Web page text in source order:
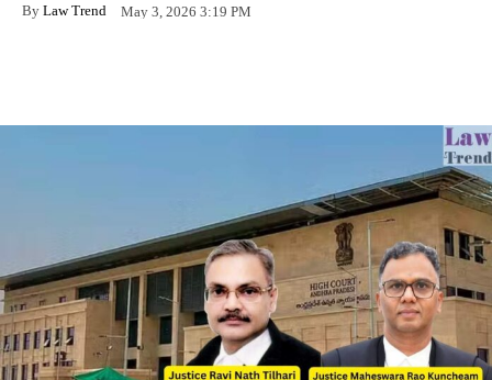
By Law Trend May 3, 2026 3:19 PM